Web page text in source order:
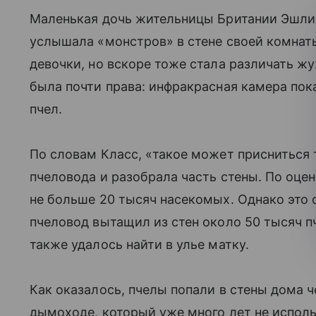
Маленькая дочь жительницы Британии Эшли
услышала «монстров» в стене своей
девочки, но вскоре тоже стала различать
была почти права: инфракрасная камера
пчел.
По словам Класс, «такое может
пчеловода и разобрала часть стены. По
не больше 20 тысяч насекомых. Однако это
пчеловод вытащил из стен около 50 тысяч
также удалось найти в улье матку.
Как оказалось, пчелы попали в стены дома
дымоходе, который уже много лет не